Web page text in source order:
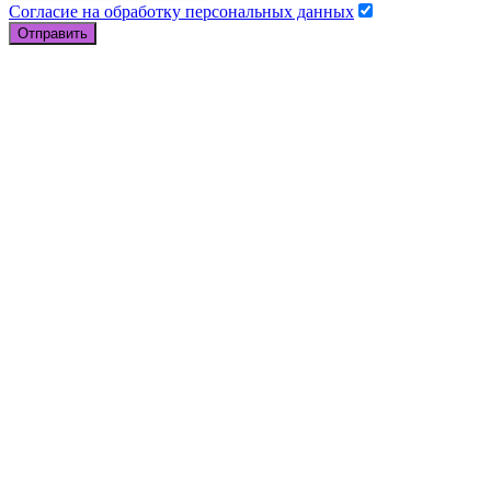
Согласие на обработку персональных данных
Отправить